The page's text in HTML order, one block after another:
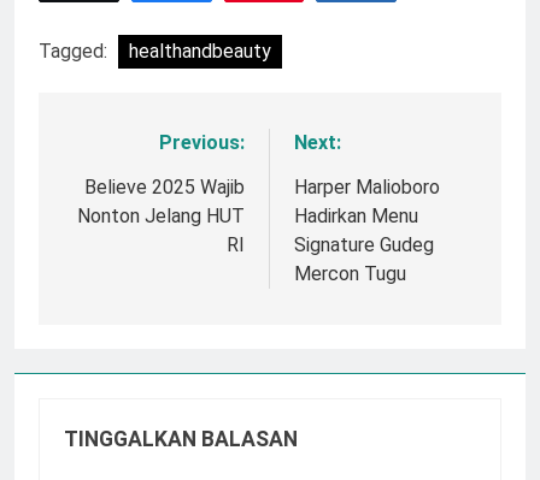
Tagged: healthandbeauty
Navigasi
pos
Previous:
Believe 2025 Wajib
Nonton Jelang HUT
RI
Next:
Harper Malioboro
Hadirkan Menu
Signature Gudeg
Mercon Tugu
TINGGALKAN BALASAN